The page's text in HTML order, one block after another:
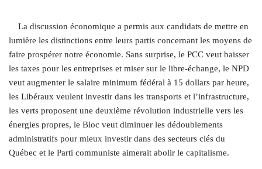
La discussion économique a permis aux candidats de mettre en
lumière les distinctions entre leurs partis concernant les moyens de
faire prospérer notre économie. Sans surprise, le PCC veut baisser
les taxes pour les entreprises et miser sur le libre-échange, le NPD
veut augmenter le salaire minimum fédéral à 15 dollars par heure,
les Libéraux veulent investir dans les transports et l’infrastructure,
les verts proposent une deuxième révolution industrielle vers les
énergies propres, le Bloc veut diminuer les dédoublements
administratifs pour mieux investir dans des secteurs clés du
Québec et le Parti communiste aimerait abolir le capitalisme.